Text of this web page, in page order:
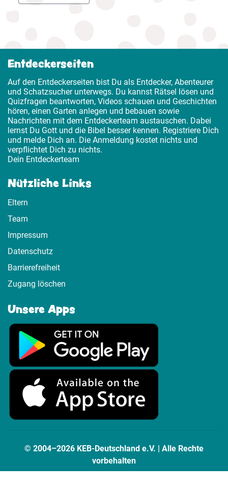
Entdeckerseiten
Auf den Entdeckerseiten bist Du als Entdecker, Abenteurer
und Schatzsucher unterwegs. Du kannst Rätsel lösen und
Quizfragen beantworten, Videos schauen und Geschichten
hören, einen Garten anlegen und bebauen sowie
Nachrichten mit dem Entdeckerteam austauschen. Dabei
lernst Du Gott und die Bibel besser kennen. Registriere Dich
und melde Dich an. Die Anmeldung kostet nichts und
verpflichtet Dich zu nichts.
Dein Entdeckerteam
Nützliche Links
Eltern
Team
Impressum
Datenschutz
Barrierefreiheit
Zugang löschen
Unsere Apps
© 2004–2026 KEB-Deutschland e.V. | Alle Rechte
vorbehalten